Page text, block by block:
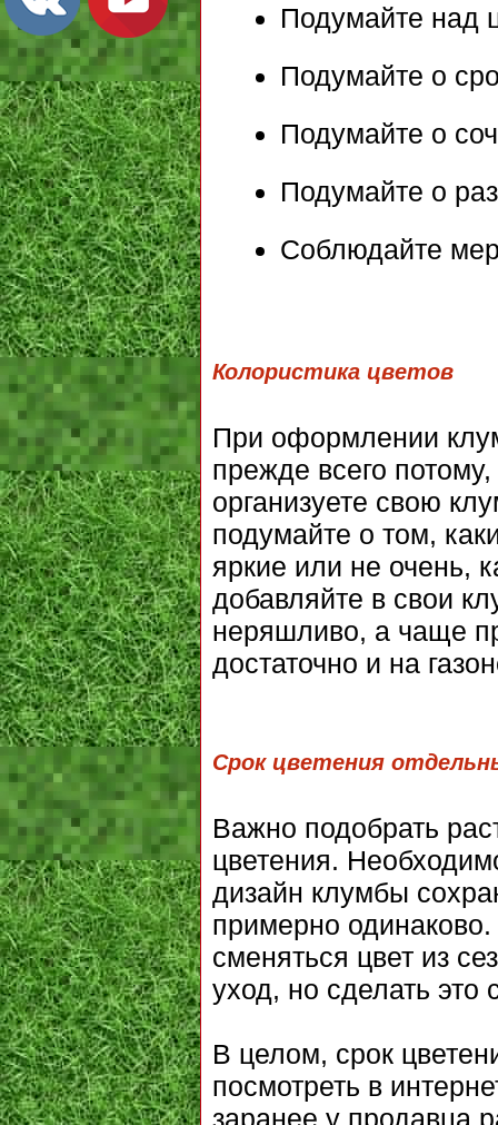
Подумайте над
Подумайте о
Подумайте о
Подумайте о
Соблюдайте
Колористика цветов
При оформлении
прежде всего
организуете свою
подумайте о том,
яркие или не очень,
добавляйте в свои
неряшливо, а чаще
достаточно и на
Срок цветения
Важно подобрать
цветения.
дизайн клумбы
примерно одинаково.
сменяться цвет из
уход, но сделать
В целом, срок
посмотреть в